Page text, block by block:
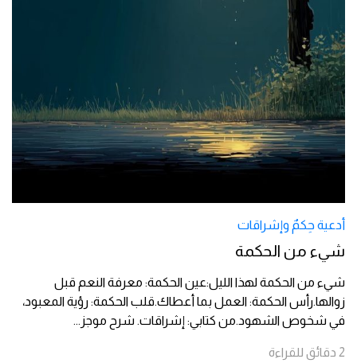
أدعية حِكمٌ وإشراقات
شيء من الحكمة
شيء من الحكمة لهذا الليل:عين الحكمة: معرفة النعم قبل
زوالها.رأس الحكمة: العمل بما أعطاك.قلب الحكمة: رؤية المعبود،
في شخوص الشهود.من كتابي: إشراقات. شرح موجز ...
2 دقائق للقراءة